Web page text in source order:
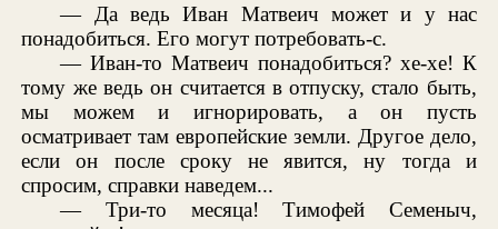
— Да ведь Иван Матвеич может и у нас
понадобиться. Его могут потребовать-с.
— Иван-то Матвеич понадобиться? хе-хе! К
тому же ведь он считается в отпуску, стало быть,
мы можем и игнорировать, а он пусть
осматривает там европейские земли. Другое дело,
если он после сроку не явится, ну тогда и
спросим, справки наведем...
— Три-то месяца! Тимофей Семеныч,